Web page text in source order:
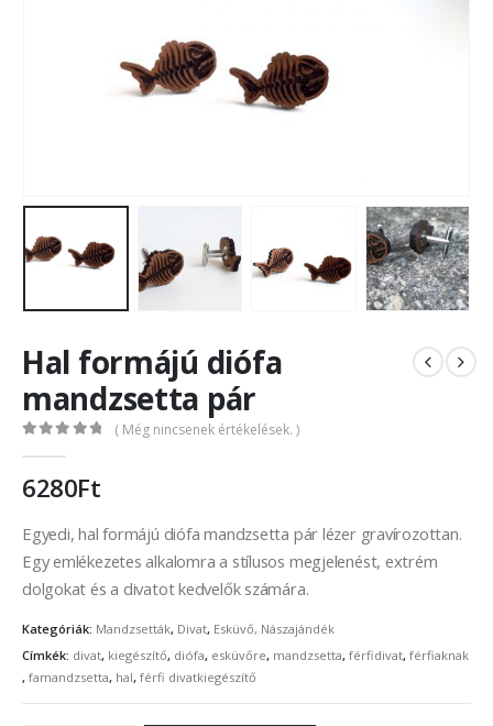
Hal formájú diófa
mandzsetta pár
( Még nincsenek értékelések. )
6280Ft
Egyedi, hal formájú diófa mandzsetta pár lézer gravírozottan.
Egy emlékezetes alkalomra a stílusos megjelenést, extrém
dolgokat és a divatot kedvelők számára.
Kategóriák: Mandzsetták, Divat, Esküvő, Nászajándék
Címkék: divat, kiegészítő, diófa, esküvőre, mandzsetta, férfidivat, férfiaknak
, famandzsetta, hal, férfi divatkiegészítő